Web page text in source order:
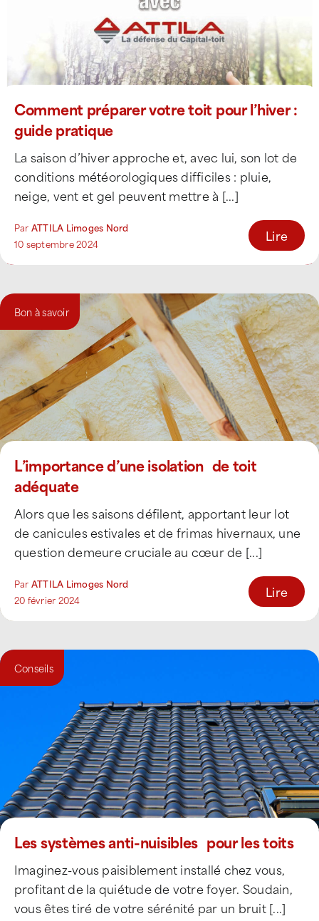
Comment préparer votre toit pour l’hiver :
guide pratique
La saison d’hiver approche et, avec lui, son lot de
conditions météorologiques difficiles : pluie,
neige, vent et gel peuvent mettre à [...]
Par ATTILA Limoges Nord
10 septembre 2024
Lire
Bon à savoir
L’importance d’une isolation de toit
adéquate
Alors que les saisons défilent, apportant leur lot
de canicules estivales et de frimas hivernaux, une
question demeure cruciale au cœur de [...]
Par ATTILA Limoges Nord
20 février 2024
Lire
Conseils
Les systèmes anti-nuisibles pour les toits
Imaginez-vous paisiblement installé chez vous,
profitant de la quiétude de votre foyer. Soudain,
vous êtes tiré de votre sérénité par un bruit [...]